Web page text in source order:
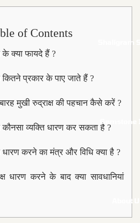
Shaligram
Gemstone
About
of Contents
के क्या फायदे हैं ?
कितने प्रकार के पाए जाते हैं ?
मुखी रुद्राक्ष की पहचान कैसे करें ?
कौनसा व्यक्ति धारण कर सकता है ?
धारण करने का मंत्र और विधि क्या है ?
धारण करने के बाद क्या सावधानियां